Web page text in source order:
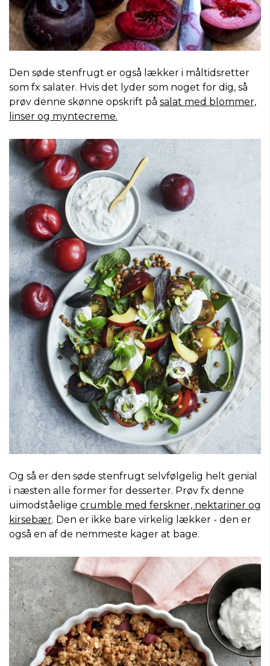
Den søde stenfrugt er også lækker i måltidsretter
som fx salater. Hvis det lyder som noget for dig, så
prøv denne skønne opskrift på salat med blommer,
linser og myntecreme.
Og så er den søde stenfrugt selvfølgelig helt genial
i næsten alle former for desserter. Prøv fx denne
uimodståelige crumble med ferskner, nektariner og
kirsebær. Den er ikke bare virkelig lækker - den er
også en af de nemmeste kager at bage.